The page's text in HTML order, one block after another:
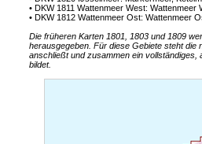
• DKW 1811 Wattenmeer West:
• DKW 1812 Wattenmeer Ost: Wattenmeer
Die früheren Karten 1801, 1803 und 1809
herausgegeben. Für diese Gebiete steht die
anschließt und zusammen ein
bildet.